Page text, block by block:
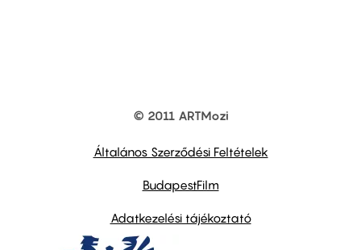
© 2011 ARTMozi
Általános Szerződési Feltételek
BudapestFilm
Adatkezelési tájékoztató